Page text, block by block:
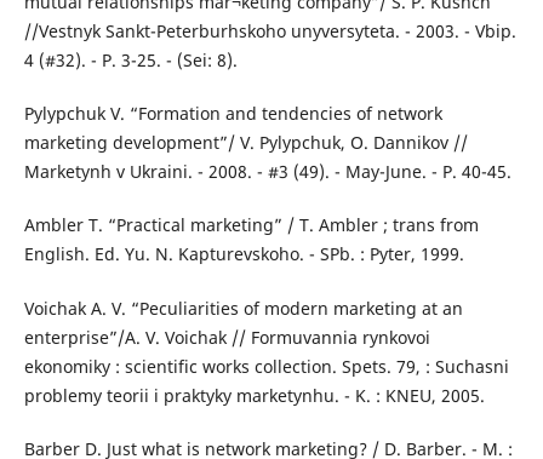
//Vestnyk Sankt-Peterburhskoho unyversyteta. - 2003. - Vbip.
4 (#32). - P. 3-25. - (Sei: 8).
Pylypchuk V. “Formation and tendencies of network
marketing development”/ V. Pylypchuk, O. Dannikov //
Marketynh v Ukraini. - 2008. - #3 (49). - May-June. - P. 40-45.
Ambler T. “Practical marketing” / T. Ambler ; trans from
English. Ed. Yu. N. Kapturevskoho. - SPb. : Pyter, 1999.
Voichak A. V. “Peculiarities of modern marketing at an
enterprise”/A. V. Voichak // Formuvannia rynkovoi
ekonomiky : scientific works collection. Spets. 79, : Suchasni
problemy teorii i praktyky marketynhu. - K. : KNEU, 2005.
Barber D. Just what is network marketing? / D. Barber. - M. :